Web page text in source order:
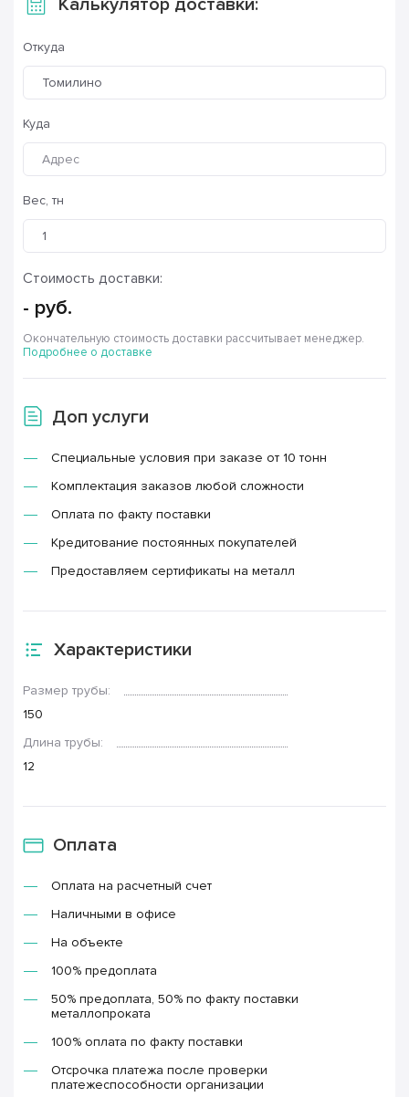
Откуда
Томилино
Куда
Вес, тн
Стоимость доставки:
- руб.
Окончательную стоимость доставки рассчитывает менеджер.
Подробнее о доставке
Доп услуги
Специальные условия при заказе от 10 тонн
Комплектация заказов любой сложности
Оплата по факту поставки
Кредитование постоянных покупателей
Предоставляем сертификаты на металл
Характеристики
Размер трубы:
150
Длина трубы:
12
Оплата
Оплата на расчетный счет
Наличными в офисе
На объекте
100% предоплата
50% предоплата, 50% по факту поставки
металлопроката
100% оплата по факту поставки
Отсрочка платежа после проверки
платежеспособности организации